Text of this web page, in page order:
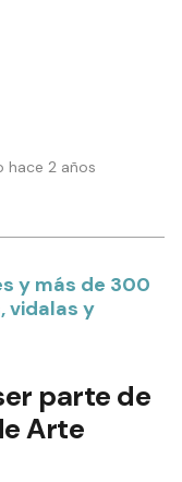
hace 2 años
y más de 300
vidalas y
parte de
Arte